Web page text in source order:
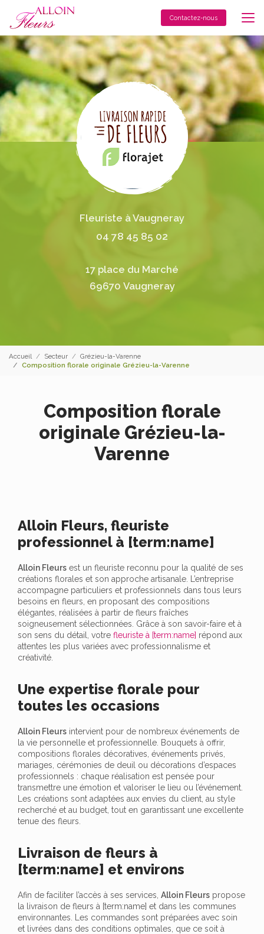
contenu
principal
Contactez-nous
Fleuriste à Vaugneray
04 78 45 85 02
17 place du Marché
69670 Vaugneray
Accueil Secteur
Grézieu-la-Varenne
Composition florale originale Grézieu-la-Varenne
Composition florale
originale Grézieu-la-
Varenne
Alloin Fleurs, fleuriste
professionnel à [term:name]
Alloin Fleurs est un fleuriste reconnu pour la qualité de ses
créations florales et son approche artisanale. L’entreprise
accompagne particuliers et professionnels dans tous leurs
besoins en fleurs, en proposant des compositions
élégantes, réalisées à partir de fleurs fraîches
soigneusement sélectionnées. Grâce à son savoir-faire et à
son sens du détail, votre fleuriste à [term:name] répond aux
attentes les plus variées avec professionnalisme et
créativité.
Une expertise florale pour
toutes les occasions
Alloin Fleurs intervient pour de nombreux événements de
la vie personnelle et professionnelle. Bouquets à offrir,
compositions florales décoratives, événements privés,
mariages, cérémonies de deuil ou décorations d’espaces
professionnels : chaque réalisation est pensée pour
transmettre une émotion et valoriser le lieu ou l’événement.
Les créations sont adaptées aux envies du client, au style
recherché et au budget, tout en garantissant une excellente
tenue des fleurs.
Livraison de fleurs à
[term:name] et environs
Afin de faciliter l’accès à ses services, Alloin Fleurs propose
la livraison de fleurs à [term:name] et dans les communes
environnantes. Les commandes sont préparées avec soin
et livrées dans des conditions optimales, que ce soit à